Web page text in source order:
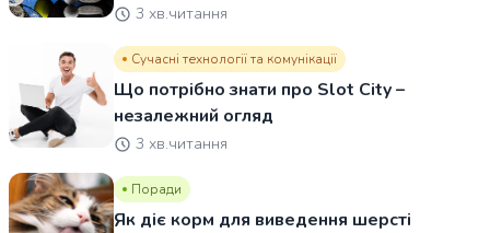
3 хв.читання
Сучасні технології та комунікації
Що потрібно знати про Slot City –
незалежний огляд
3 хв.читання
Поради
Як діє корм для виведення шерсті